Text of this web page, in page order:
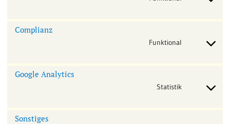
Consent
Complianz
Funktional
Consent
Google Analytics
Statistik
Consent
Sonstiges